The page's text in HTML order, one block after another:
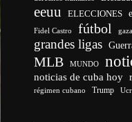
eeuu ELECCIONES
Fidel Castro fútbol gaza
grandes ligas
MLB MUNDO
noticias de cuba hoy
régimen cubano Trump